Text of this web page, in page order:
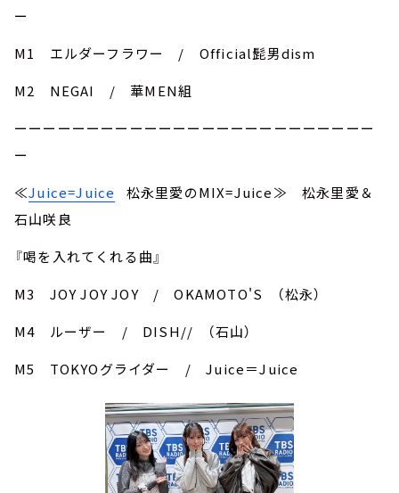
ー
M1 エルダーフラワー / Official髭男dism
M2 NEGAI / 華MEN組
ーーーーーーーーーーーーーーーーーーーーーーーーー
ー
≪Juice=Juice
松永里愛のMIX=Juice≫ 松永里愛＆
石山咲良
『喝を入れてくれる曲』
M3 JOY JOY JOY / OKAMOTO'S （松永）
M4 ルーザー / DISH// （石山）
M5 TOKYOグライダー / Juice＝Juice